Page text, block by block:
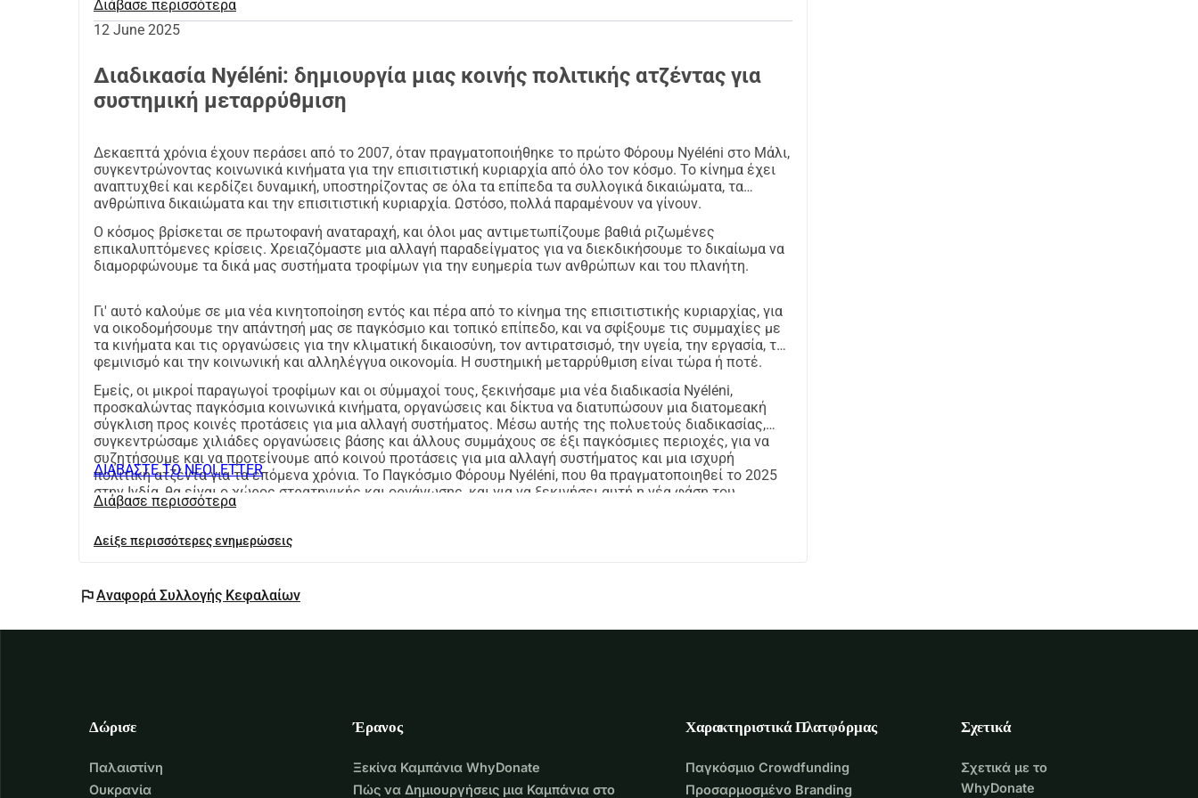
καθώς και ακαδημαϊκούς, ερευνητές και καλλιτέχνες, σχηματίζουν τον πυρήνα του 3ου Παγκόσμιου
προσκήνιο.
Πολλά από αυτά τα δίκτυα είναι μέλη της Διεθνούς Επιτροπής Σχεδιασμού για τη Διατροφική Κυριαρχία
(IPC), που εκπροσωπούν πάνω από 6.000 οργανώσεις και 300 εκατομμύρια παραγωγούς τροφίμων.
Το Centro Internazionale Crocevia, που ιδρύθηκε το 1958, φιλοξενεί αυτή την προσπάθεια συγκέντρωσης
χρημάτων εκ μέρους τους.
Διάβασε περισσότερα
12 June 2025
Διαδικασία Nyéléni: δημιουργία μιας κοινής πολιτικής ατζέντας για
συστημική μεταρρύθμιση
Δεκαεπτά χρόνια έχουν περάσει από το 2007, όταν πραγματοποιήθηκε το πρώτο Φόρουμ Nyéléni στο Μάλι,
συγκεντρώνοντας κοινωνικά κινήματα για την επισιτιστική κυριαρχία από όλο τον κόσμο. Το κίνημα έχει
αναπτυχθεί και κερδίζει δυναμική, υποστηρίζοντας σε όλα τα επίπεδα τα συλλογικά δικαιώματα, τα
ανθρώπινα δικαιώματα και την επισιτιστική κυριαρχία. Ωστόσο, πολλά παραμένουν να γίνουν.
Ο κόσμος βρίσκεται σε πρωτοφανή αναταραχή, και όλοι μας αντιμετωπίζουμε βαθιά ριζωμένες
επικαλυπτόμενες κρίσεις. Χρειαζόμαστε μια αλλαγή παραδείγματος για να διεκδικήσουμε το δικαίωμα να
διαμορφώνουμε τα δικά μας συστήματα τροφίμων για την ευημερία των ανθρώπων και του πλανήτη.
Γι' αυτό καλούμε σε μια νέα κινητοποίηση εντός και πέρα από το κίνημα της επισιτιστικής κυριαρχίας, για
να οικοδομήσουμε την απάντησή μας σε παγκόσμιο και τοπικό επίπεδο, και να σφίξουμε τις συμμαχίες με
τα κινήματα και τις οργανώσεις για την κλιματική δικαιοσύνη, τον αντιρατσισμό, την υγεία, την εργασία, τον
φεμινισμό και την κοινωνική και αλληλέγγυα οικονομία. Η συστημική μεταρρύθμιση είναι τώρα ή ποτέ.
Εμείς, οι μικροί παραγωγοί τροφίμων και οι σύμμαχοί τους, ξεκινήσαμε μια νέα διαδικασία Nyéléni,
προσκαλώντας παγκόσμια κοινωνικά κινήματα, οργανώσεις και δίκτυα να διατυπώσουν μια διατομεακή
σύγκλιση προς κοινές προτάσεις για μια αλλαγή συστήματος. Μέσω αυτής της πολυετούς διαδικασίας,
συγκεντρώσαμε χιλιάδες οργανώσεις βάσης και άλλους συμμάχους σε έξι παγκόσμιες περιοχές, για να
συζητήσουμε και να προτείνουμε από κοινού προτάσεις για μια αλλαγή συστήματος και μια ισχυρή
πολιτική ατζέντα για τα επόμενα χρόνια. Το Παγκόσμιο Φόρουμ Nyéléni, που θα πραγματοποιηθεί το 2025
στην Ινδία, θα είναι ο χώρος στρατηγικής και οργάνωσης, και για να ξεκινήσει αυτή η νέα φάση του
κινήματος της επισιτιστικής κυριαρχίας.
ΔΙΑΒΑΣΤΕ ΤΟ ΝΕΟLETTER
Διάβασε περισσότερα
Δείξε περισσότερες ενημερώσεις
flagΑναφορά Συλλογής Κεφαλαίων
Δώρισε
Παλαιστίνη
Ουκρανία
Έρανος
Ξεκίνα Καμπάνια WhyDonate
Πώς να Δημιουργήσεις μια Καμπάνια στο
Χαρακτηριστικά Πλατφόρμας
Παγκόσμιο Crowdfunding
Προσαρμοσμένο Branding
Σχετικά
Σχετικά με το
WhyDonate